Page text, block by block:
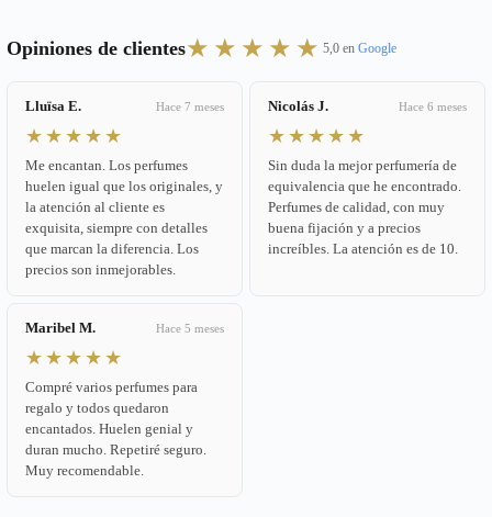
Opiniones de clientes★★★★★ 5,0 en Google
Lluïsa E. Hace 7 meses
★★★★★
Me encantan. Los perfumes
huelen igual que los originales, y
la atención al cliente es
exquisita, siempre con detalles
que marcan la diferencia. Los
precios son inmejorables.
Nicolás J. Hace 6 meses
★★★★★
Sin duda la mejor perfumería de
equivalencia que he encontrado.
Perfumes de calidad, con muy
buena fijación y a precios
increíbles. La atención es de 10.
Maribel M. Hace 5 meses
★★★★★
Compré varios perfumes para
regalo y todos quedaron
encantados. Huelen genial y
duran mucho. Repetiré seguro.
Muy recomendable.